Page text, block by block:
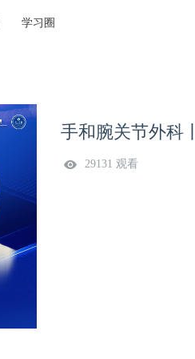
学习圈
手和腕关节外科
29131 观看